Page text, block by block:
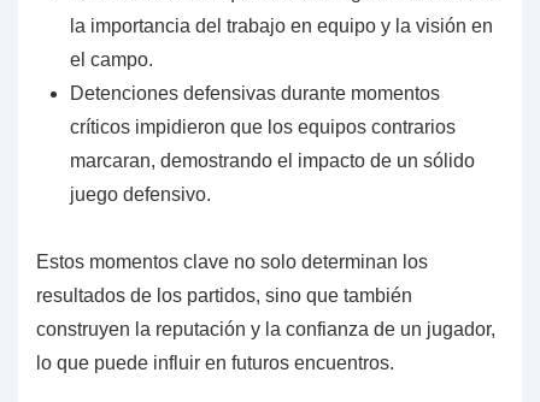
la importancia del trabajo en equipo y la visión en
el campo.
Detenciones defensivas durante momentos
críticos impidieron que los equipos contrarios
marcaran, demostrando el impacto de un sólido
juego defensivo.
Estos momentos clave no solo determinan los
resultados de los partidos, sino que también
construyen la reputación y la confianza de un jugador,
lo que puede influir en futuros encuentros.